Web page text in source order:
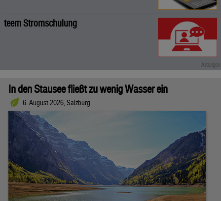
teem Stromschulung
In den Stausee fließt zu wenig Wasser ein
6. August 2026, Salzburg